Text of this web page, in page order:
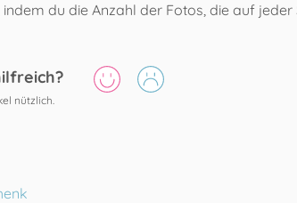
du die Anzahl der Fotos, die auf
nützlich.